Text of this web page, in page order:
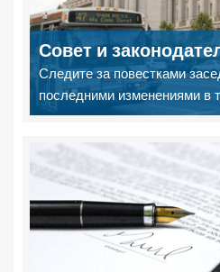
Совет и
Следите за повестками
последними изменениями в